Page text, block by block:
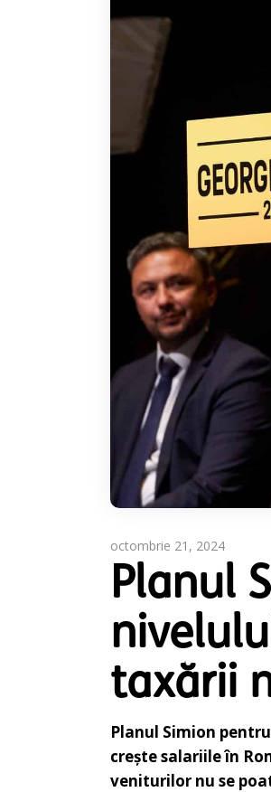
octombrie 21, 2024
Planul
taxării
Planul Simion
crește salariile în
veniturilor nu se